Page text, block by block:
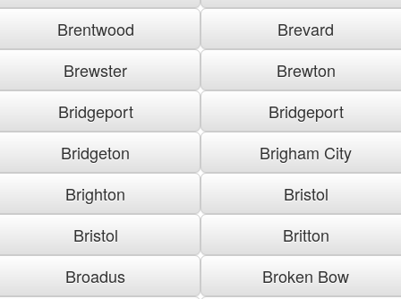
Brentwood
Brevard
Brewster
Brewton
Bridgeport
Bridgeport
Bridgeton
Brigham City
Brighton
Bristol
Bristol
Britton
Broadus
Broken Bow